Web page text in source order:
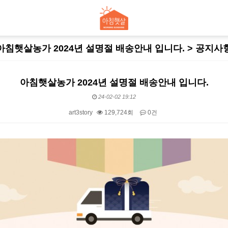
침햇살농가 2024년 설명절 배송안내 입니다. > 공지사
아침햇살농가 2024년 설명절 배송안내 입니다.
24-02-02 19:12
art3story 129,724회 0건